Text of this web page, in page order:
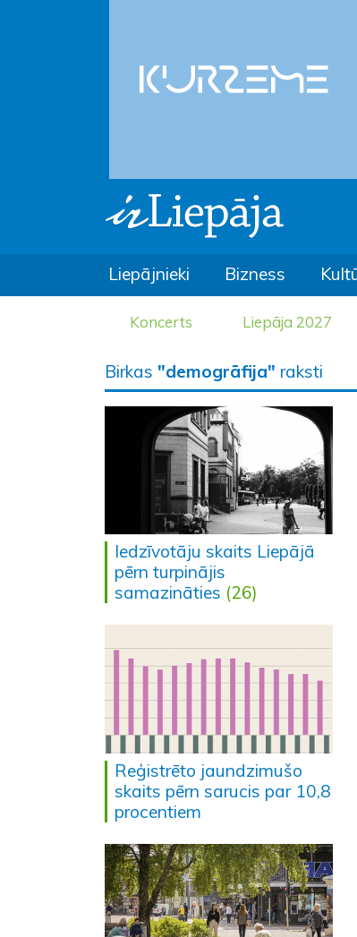
Liepājnieki Bizness
Koncerts Liepāja 2027
Birkas "demogrāfija" raksti
Iedzīvotāju skaits Liepājā
pērn turpinājis
samazināties (26)
Reģistrēto jaundzimušo
skaits pērn sarucis par 10,8
procentiem